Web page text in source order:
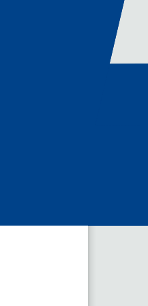
services
blocs forés et